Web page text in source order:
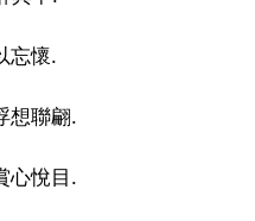
忘懷.
想聯翩.
心悅目.